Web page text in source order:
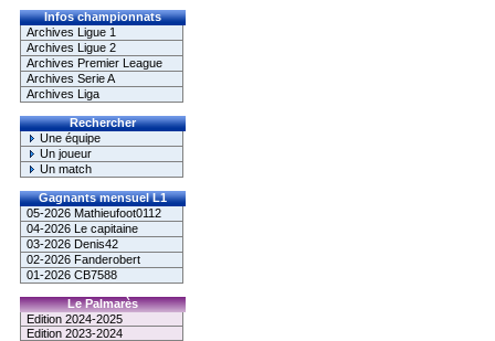
Infos championnats
Archives Ligue 1
Archives Ligue 2
Archives Premier League
Archives Serie A
Archives Liga
Rechercher
Une équipe
Un joueur
Un match
Gagnants mensuel L1
05-2026 Mathieufoot0112
04-2026 Le capitaine
03-2026 Denis42
02-2026 Fanderobert
01-2026 CB7588
Le Palmarès
Edition 2024-2025
Edition 2023-2024